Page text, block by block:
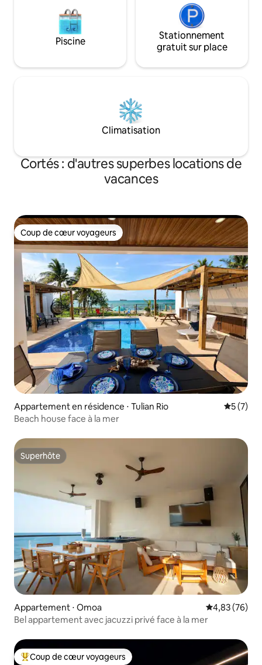
Piscine
Stationnement
gratuit sur place
Climatisation
Cortés : d'autres superbes locations de
vacances
Coup de cœur voyageurs
Coup de cœur voyageurs
Appartement en résidence ⋅ Tulian Rio
5 (7)
Beach house face à la mer
Superhôte
Superhôte
Appartement ⋅ Omoa Évaluation
4,83 (76)
Bel appartement avec jacuzzi privé face à la mer
Coups de cœur voyageurs les plus appréciés
Coup de cœur voyageurs